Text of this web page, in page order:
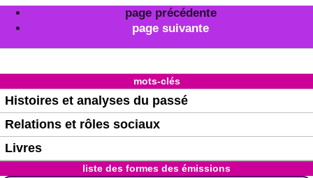
page précédente
page suivante
mots-clés
Histoires et analyses du passé
Relations et rôles sociaux
Livres
liste des formes des émissions